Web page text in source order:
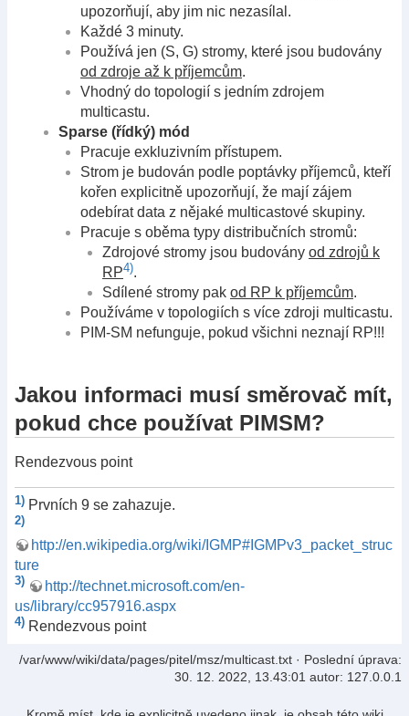
upozorňují, aby jim nic nezasílal.
Každé 3 minuty.
Používá jen (S, G) stromy, které jsou budovány
od zdroje až k příjemcům.
Vhodný do topologií s jedním zdrojem
multicastu.
Sparse (řídký) mód
Pracuje exkluzivním přístupem.
Strom je budován podle poptávky příjemců, kteří
kořen explicitně upozorňují, že mají zájem
odebírat data z nějaké multicastové skupiny.
Pracuje s oběma typy distribučních stromů:
Zdrojové stromy jsou budovány od zdrojů k
RP4).
Sdílené stromy pak od RP k příjemcům.
Používáme v topologiích s více zdroji multicastu.
PIM-SM nefunguje, pokud všichni neznají RP!!!
Jakou informaci musí směrovač mít,
pokud chce používat PIMSM?
Rendezvous point
1) Prvních 9 se zahazuje.
2)
http://en.wikipedia.org/wiki/IGMP#IGMPv3_packet_struc
ture
3)
http://technet.microsoft.com/en-
us/library/cc957916.aspx
4) Rendezvous point
/var/www/wiki/data/pages/pitel/msz/multicast.txt · Poslední úprava:
30. 12. 2022, 13.43:01 autor: 127.0.0.1